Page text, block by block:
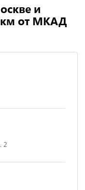
и
от МКАД
2